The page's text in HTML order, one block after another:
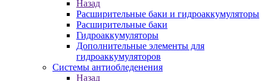
Назад
Расширительные баки и гидроаккумуляторы
Расширительные баки
Гидроаккумуляторы
Дополнительные элементы для
гидроаккумуляторов
Системы антиобледенения
Назад